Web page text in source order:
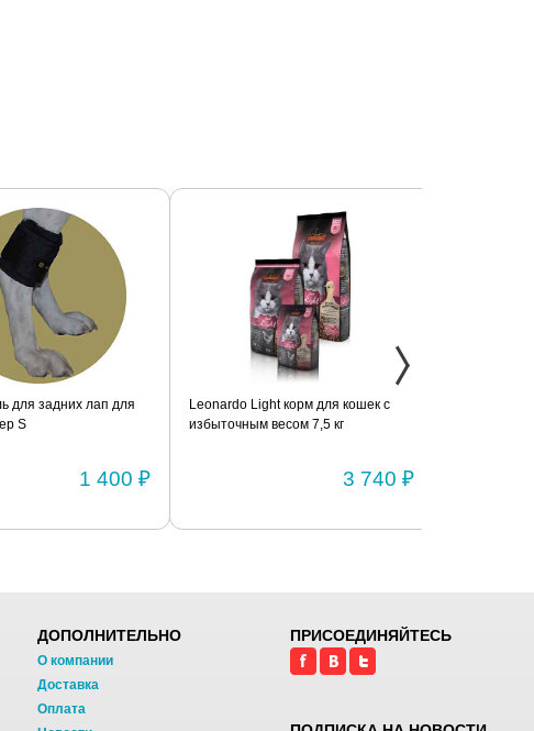
задних лап для
S
1 400 ₽
Leonardo Light корм для кошек с
избыточным весом 7,5 кг
3 740 ₽
ДОПОЛНИТЕЛЬНО
О компании
Доставка
Оплата
ПРИСОЕДИНЯЙТЕСЬ